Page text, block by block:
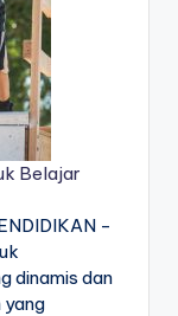
Belajar
-
dinamis dan
yang